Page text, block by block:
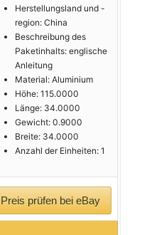
Herstellungsland und -
region: China
Beschreibung des
Paketinhalts: englische
Anleitung
Material: Aluminium
Höhe: 115.0000
Länge: 34.0000
Gewicht: 0.9000
Breite: 34.0000
Anzahl der Einheiten: 1
Preis prüfen bei eBay